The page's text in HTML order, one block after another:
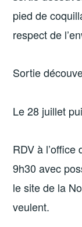
pied de
respect de
Sortie
Le 28 juillet
RDV à
9h30 avec
le site de la
veulent.